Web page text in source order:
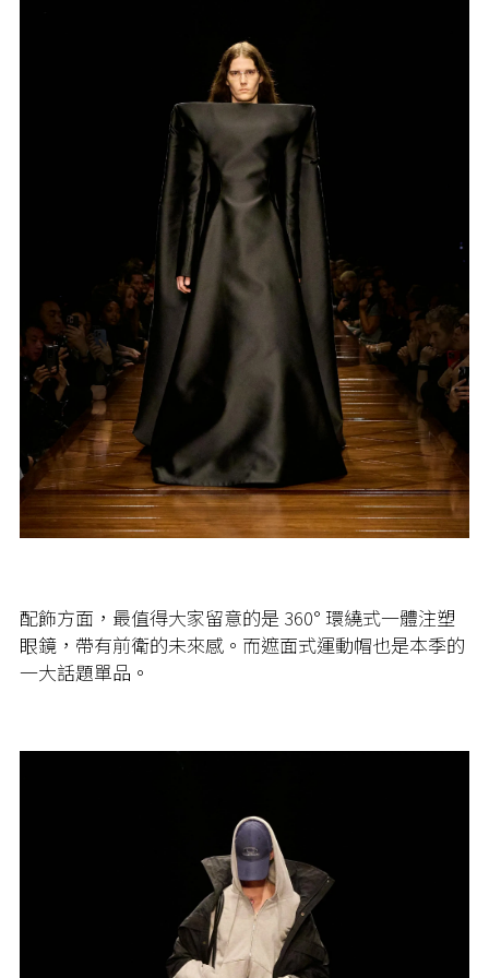
配飾方面，最值得大家留意的是 360° 環繞式一體注塑
眼鏡，帶有前衛的未來感。而遮面式運動帽也是本季的
一大話題單品。